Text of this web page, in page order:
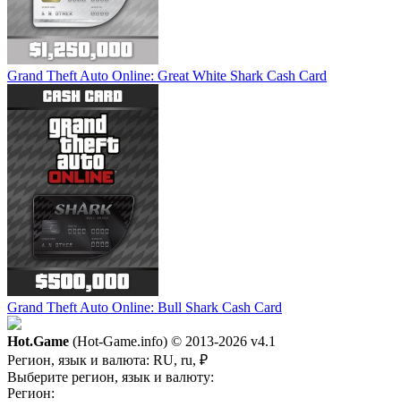
Grand Theft Auto Online: Great White Shark Cash Card
Grand Theft Auto Online: Bull Shark Cash Card
Hot.Game (Hot-Game.info) © 2013-2026 v4.1
Регион, язык и валюта: RU, ru, ₽
Выберите регион, язык и валюту:
Регион: